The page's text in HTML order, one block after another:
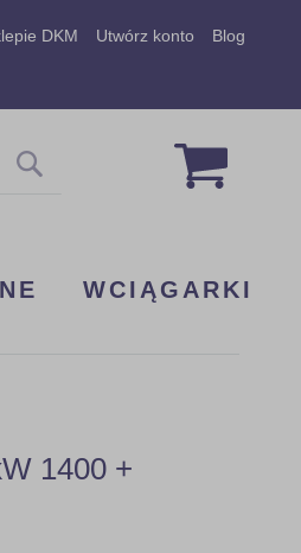
DKM Utwórz konto Blog
Mój
WCIĄGARKI
1400 +